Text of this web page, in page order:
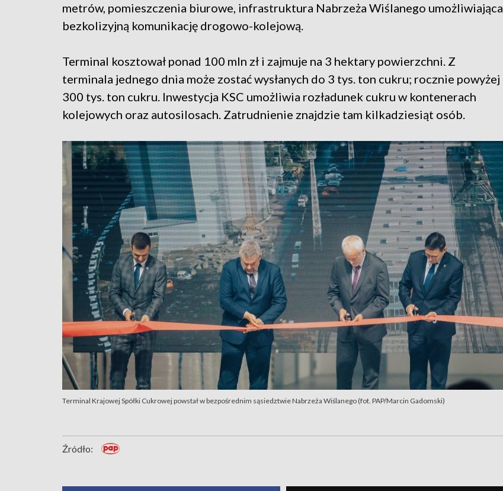
metrów, pomieszczenia biurowe, infrastruktura Nabrzeża Wiślanego umożliwiająca
bezkolizyjną komunikację drogowo-kolejową.
Terminal kosztował ponad 100 mln zł i zajmuje na 3 hektary powierzchni. Z
terminala jednego dnia może zostać wysłanych do 3 tys. ton cukru; rocznie powyżej
300 tys. ton cukru. Inwestycja KSC umożliwia rozładunek cukru w kontenerach
kolejowych oraz autosilosach. Zatrudnienie znajdzie tam kilkadziesiąt osób.
Terminal Krajowej Spółki Cukrowej powstał w bezpośrednim sąsiedztwie Nabrzeża Wiślanego (fot. PAP/Marcin Gadomski)
Źródło: